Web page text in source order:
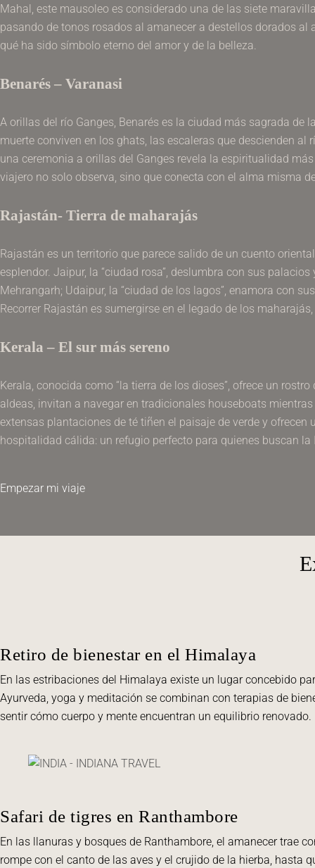
Mahal, este mausoleo es considerado una de las siete
pasando de tonos rosados al amanecer a destellos dorados
qué ha sido símbolo eterno del amor y de la belleza.
Benarés – Varanasi
A orillas del río Ganges, Benarés es la ciudad más sagrada
muerte conviven en los ghats, las escaleras que descienden
una ceremonia a orillas del Ganges revela la espiritualidad
viajero no solo observa, sino que conecta con el alma misma
Rajastán- Tierra de maharajás
Rajastán es un territorio que parece salido de un cuento
esplendor. Jaipur, la “ciudad rosa”, deslumbra con sus
Mehrangarh; Udaipur, la “ciudad de los lagos”, enamora con
Recorrer Rajastán es sumergirse en el legado de los
Kerala – El sur más sereno
Kerala, conocida como “la tierra de los dioses”, ofrece un
aldeas, invitan a navegar en tradicionales houseboats
extensas plantaciones de té tiñen el paisaje de verde y
hospitalidad cálida: un refugio perfecto para quienes buscan
Empezar mi viaje
Retiro de bienestar en el Himalaya
En las estribaciones del Himalaya existe un lugar concebido
Ayurveda, yoga y meditación se combinan con terapias de
sentir cómo cuerpo y mente encuentran un equilibrio
Safari de tigres en Ranthambore
En las llanuras y bosques de Ranthambore, el amanecer trae
rompe con el canto de las aves y el crujido de la hierba, hasta